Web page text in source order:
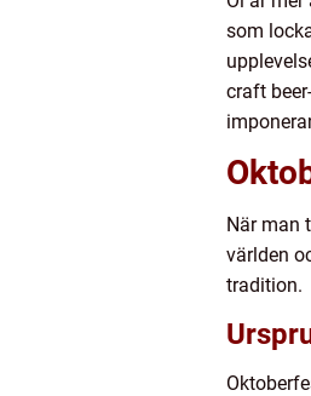
som
craft
När man
världen
tradition.